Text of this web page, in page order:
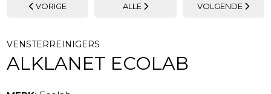
VORIGE ALLE VOLGENDE
VENSTERREINIGERS
ALKLANET ECOLAB